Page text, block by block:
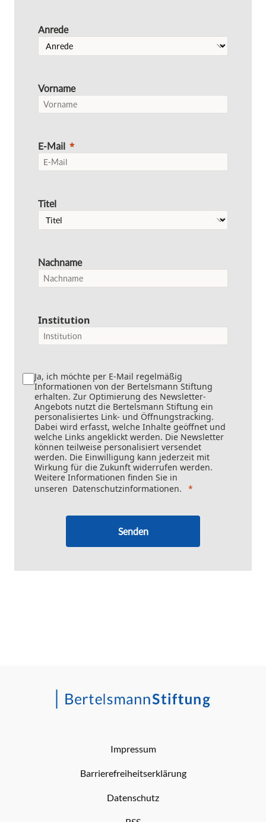
Anrede
Vorname
E-Mail
Titel
Nachname
Institution
Ja, ich möchte per E-Mail regelmäßig
Informationen von der Bertelsmann Stiftung
erhalten. Zur Optimierung des Newsletter-
Angebots nutzt die Bertelsmann Stiftung ein
personalisiertes Link- und Öffnungstracking.
Dabei wird erfasst, welche Inhalte geöffnet und
welche Links angeklickt werden. Die Newsletter
können teilweise personalisiert versendet
werden. Die Einwilligung kann jederzeit mit
Wirkung für die Zukunft widerrufen werden.
Weitere Informationen finden Sie in
unseren Datenschutzinformationen.
Senden
Impressum
Barrierefreiheitserklärung
Datenschutz